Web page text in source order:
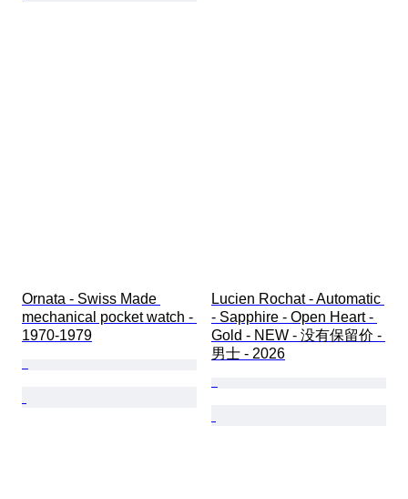
Ornata - Swiss Made
mechanical pocket watch -
1970-1979
Lucien Rochat - Automatic
- Sapphire - Open Heart -
Gold - NEW - 没有保留价 -
男士 - 2026